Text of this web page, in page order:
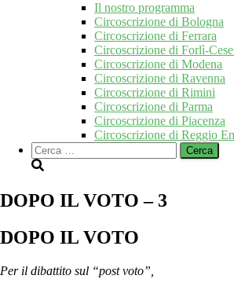
Il nostro programma
Circoscrizione di Bologna
Circoscrizione di Ferrara
Circoscrizione di Forlì-
Circoscrizione di Modena
Circoscrizione di Ravenna
Circoscrizione di Rimini
Circoscrizione di Parma
Circoscrizione di Piacenza
Circoscrizione di Reggio
Ricerca
per:
DOPO IL VOTO – 3
DOPO IL VOTO
Per il dibattito sul “post voto”,